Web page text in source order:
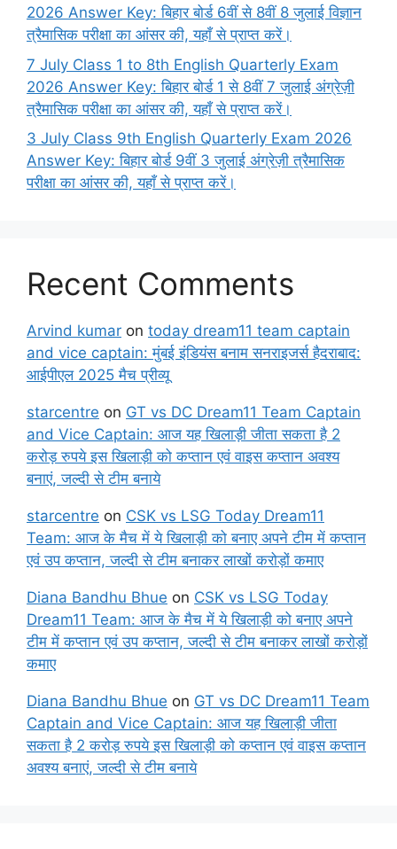
2026 Answer Key: बिहार बोर्ड 6वीं से 8वीं 8 जुलाई विज्ञान
त्रैमासिक परीक्षा का आंसर की, यहाँ से प्राप्त करें।
7 July Class 1 to 8th English Quarterly Exam
2026 Answer Key: बिहार बोर्ड 1 से 8वीं 7 जुलाई अंग्रेज़ी
त्रैमासिक परीक्षा का आंसर की, यहाँ से प्राप्त करें।
3 July Class 9th English Quarterly Exam 2026
Answer Key: बिहार बोर्ड 9वीं 3 जुलाई अंग्रेज़ी त्रैमासिक
परीक्षा का आंसर की, यहाँ से प्राप्त करें।
Recent Comments
Arvind kumar on today dream11 team captain
and vice captain: मुंबई इंडियंस बनाम सनराइजर्स हैदराबाद:
आईपीएल 2025 मैच प्रीव्यू
starcentre on GT vs DC Dream11 Team Captain
and Vice Captain: आज यह खिलाड़ी जीता सकता है 2
करोड़ रुपये इस खिलाड़ी को कप्तान एवं वाइस कप्तान अवश्य
बनाएं, जल्दी से टीम बनाये
starcentre on CSK vs LSG Today Dream11
Team: आज के मैच में ये खिलाड़ी को बनाए अपने टीम में कप्तान
एवं उप कप्तान, जल्दी से टीम बनाकर लाखों करोड़ों कमाए
Diana Bandhu Bhue on CSK vs LSG Today
Dream11 Team: आज के मैच में ये खिलाड़ी को बनाए अपने
टीम में कप्तान एवं उप कप्तान, जल्दी से टीम बनाकर लाखों करोड़ों
कमाए
Diana Bandhu Bhue on GT vs DC Dream11 Team
Captain and Vice Captain: आज यह खिलाड़ी जीता
सकता है 2 करोड़ रुपये इस खिलाड़ी को कप्तान एवं वाइस कप्तान
अवश्य बनाएं, जल्दी से टीम बनाये